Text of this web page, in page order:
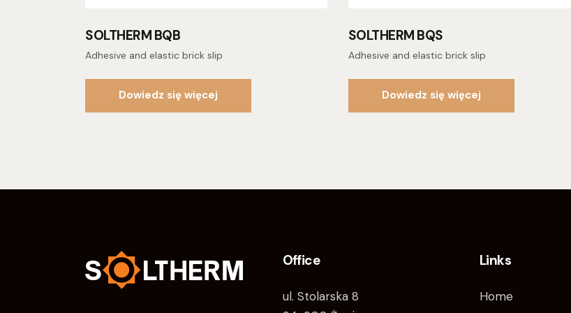
SOLTHERM BQB
Adhesive and elastic brick slip
Dowiedz się więcej
SOLTHERM BQS
Adhesive and elastic brick slip
Dowiedz się więcej
Office
ul. Stolarska 8
Links
Home